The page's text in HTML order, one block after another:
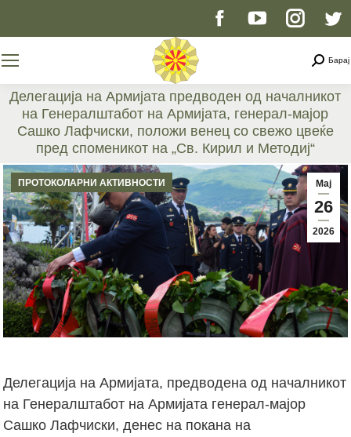
Facebook
opens
in
new
window
YouTube
opens
in
new
window
page
opens
in
new
window
Барај
Делегација на Армијата предводен од началникот
на Генералштабот на Армијата, генерал-мајор
Сашко Лафчиски, положи венец со свежо цвеќе
пред споменикот на „Св. Кирил и Методиј“
You are here:
Мај
26
2026
ПРОТОКОЛАРНИ АКТИВНОСТИ
Делегација на Армијата, предводена од началникот
на Генералштабот на Армијата генерал-мајор
Сашко Лафчиски, денес на покана на